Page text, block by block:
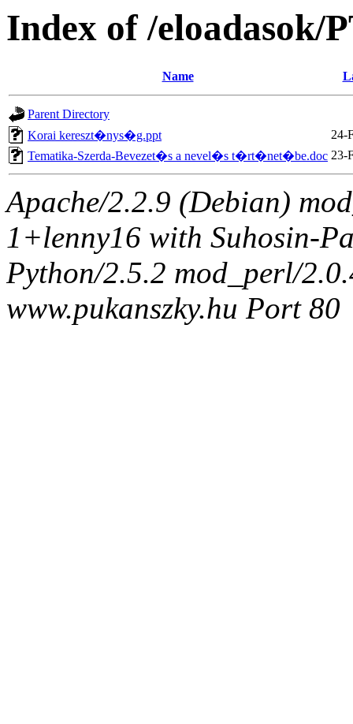
Index of /eloadasok/
Name
Parent Directory
Korai kereszt�nys�g.ppt
24-
Tematika-Szerda-Bevezet�s a nevel�s t�rt�net�be.doc 23-
Apache/2.2.9 (Debian)
1+lenny16 with Suhosin-
Python/2.5.2 mod_perl/
www.pukanszky.hu Port 80